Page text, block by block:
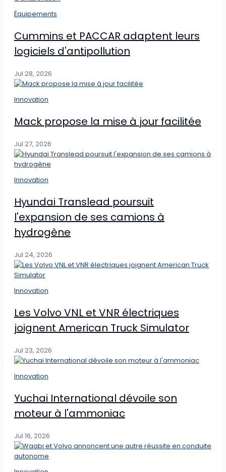
Équipements
Cummins et PACCAR adaptent leurs
logiciels d'antipollution
Jul 28, 2026
Innovation
Mack propose la mise à jour facilitée
Jul 27, 2026
Innovation
Hyundai Translead poursuit
l'expansion de ses camions à
hydrogène
Jul 24, 2026
Innovation
Les Volvo VNL et VNR électriques
joignent American Truck Simulator
Jul 23, 2026
Innovation
Yuchai International dévoile son
moteur à l'ammoniac
Jul 16, 2026